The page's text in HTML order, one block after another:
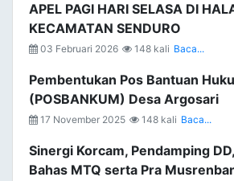
APEL PAGI HARI SELASA DI
KECAMATAN SENDURO
03 Februari 2026 148 kali Baca...
Pembentukan Pos Bantuan
(POSBANKUM) Desa Argosari
17 November 2025 148 kali Baca...
Sinergi Korcam, Pendamping
Bahas MTQ serta Pra